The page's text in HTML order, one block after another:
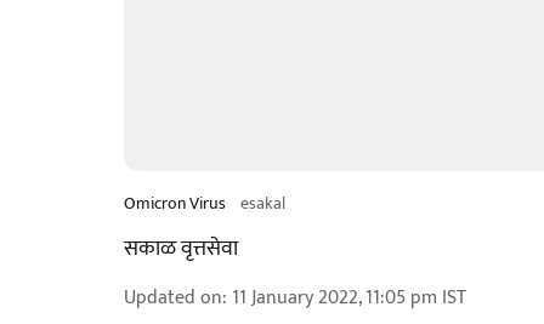
Omicron Virus esakal
सकाळ वृत्तसेवा
Updated on: 11 January 2022, 11:05 pm IST